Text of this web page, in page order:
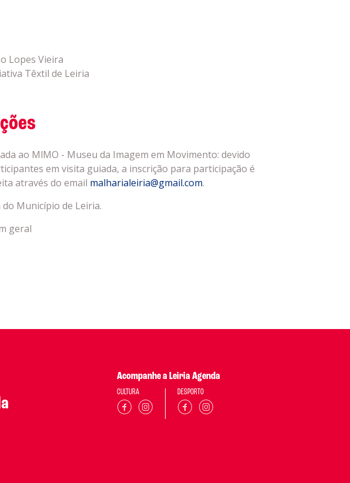
Lopes Vieira
Têxtil de Leiria
ao MlMO - Museu da Imagem em Movimento: devido
em visita guiada, a inscrição para participação é
através do email malharialeiria@gmail.com.
Município de Leiria.
geral
Acompanhe a Leiria Agenda
CULTURA DESPORTO